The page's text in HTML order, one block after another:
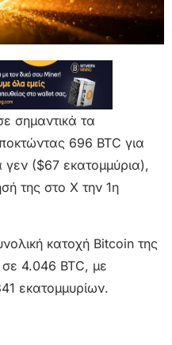
σημαντικά τα
696 BTC για
γεν ($67 εκατομμύρια),
της στο X την 1η
κατοχή Bitcoin της
4.046 BTC, με
εκατομμυρίων.